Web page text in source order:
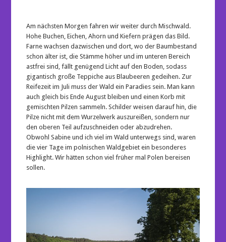
Am nächsten Morgen fahren wir weiter durch Mischwald.
Hohe Buchen, Eichen, Ahorn und Kiefern prägen das Bild.
Farne wachsen dazwischen und dort, wo der Baumbestand
schon älter ist, die Stämme höher und im unteren Bereich
astfrei sind, fällt genügend Licht auf den Boden, sodass
gigantisch große Teppiche aus Blaubeeren gedeihen. Zur
Reifezeit im Juli muss der Wald ein Paradies sein. Man kann
auch gleich bis Ende August bleiben und einen Korb mit
gemischten Pilzen sammeln. Schilder weisen darauf hin, die
Pilze nicht mit dem Wurzelwerk auszureißen, sondern nur
den oberen Teil aufzuschneiden oder abzudrehen.
Obwohl Sabine und ich viel im Wald unterwegs sind, waren
die vier Tage im polnischen Waldgebiet ein besonderes
Highlight. Wir hätten schon viel früher mal Polen bereisen
sollen.